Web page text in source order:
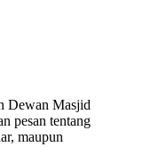
Dewan Masjid
pesan tentang
maupun